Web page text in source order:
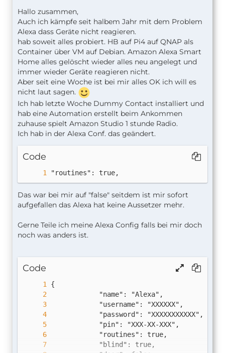
Hallo zusammen,
Auch ich kämpfe seit halbem Jahr mit dem Problem
Alexa dass Geräte nicht reagieren.
hab soweit alles probiert. HB auf Pi4 auf QNAP als
Container über VM auf Debian. Amazon Alexa Smart
Home alles gelöscht wieder alles neu angelegt und
immer wieder Geräte reagieren nicht.
Aber seit eine Woche ist bei mir alles OK ich will es
nicht laut sagen.
Ich hab letzte Woche Dummy Contact installiert und
hab eine Automation erstellt beim Ankommen
zuhause spielt Amazon Studio 1 stunde Radio.
Ich hab in der Alexa Conf. das geändert.
Code
"routines": true,
Das war bei mir auf "false" seitdem ist mir sofort
aufgefallen das Alexa hat keine Aussetzer mehr.
Gerne Teile ich meine Alexa Config falls bei mir doch
noch was anders ist.
Code